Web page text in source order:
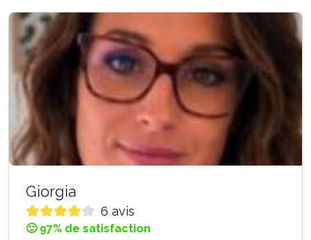
Giorgia
6 avis
🙂 97% de satisfaction